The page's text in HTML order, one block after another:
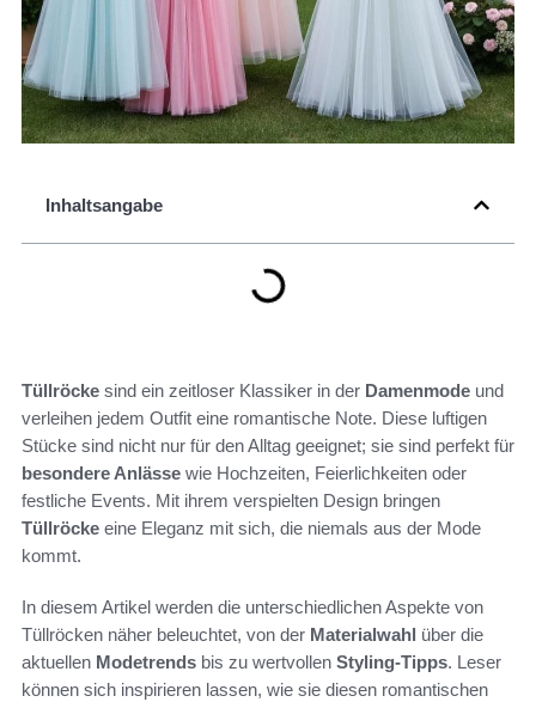
Inhaltsangabe
Tüllröcke sind ein zeitloser Klassiker in der Damenmode und
verleihen jedem Outfit eine romantische Note. Diese luftigen
Stücke sind nicht nur für den Alltag geeignet; sie sind perfekt für
besondere Anlässe wie Hochzeiten, Feierlichkeiten oder
festliche Events. Mit ihrem verspielten Design bringen
Tüllröcke eine Eleganz mit sich, die niemals aus der Mode
kommt.
In diesem Artikel werden die unterschiedlichen Aspekte von
Tüllröcken näher beleuchtet, von der Materialwahl über die
aktuellen Modetrends bis zu wertvollen Styling-Tipps. Leser
können sich inspirieren lassen, wie sie diesen romantischen